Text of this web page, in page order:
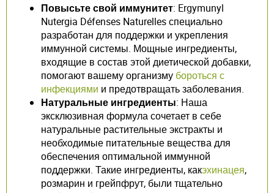
Повысьте свой иммунитет: Ergymunyl
Nutergia Défenses Naturelles специально
разработан для поддержки и укрепления
иммунной системы. Мощные ингредиенты,
входящие в состав этой диетической добавки,
помогают вашему организму бороться с
инфекциями и предотвращать заболевания.
Натуральные ингредиенты: Наша
эксклюзивная формула сочетает в себе
натуральные растительные экстракты и
необходимые питательные вещества для
обеспечения оптимальной иммунной
поддержки. Такие ингредиенты, какэхинацея,
розмарин и грейпфрут, были тщательно